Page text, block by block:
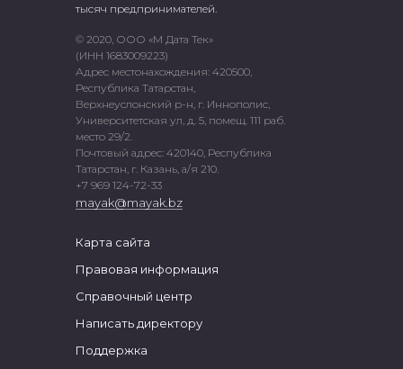
тысяч предпринимателей.
© 2020, ООО «М Дата Тек»
(ИНН 1683009223)
Адрес местонахождения: 420500,
Республика Татарстан,
Верхнеуслонский р-н, г. Иннополис,
Университетская ул, д. 5, помещ. 111 раб.
место 29/2.
Почтовый адрес: 420140, Республика
Татарстан, г. Казань, а/я 210.
+7 969 124-72-33
mayak@mayak.bz
Карта сайта
Правовая информация
Справочный центр
Написать директору
Поддержка